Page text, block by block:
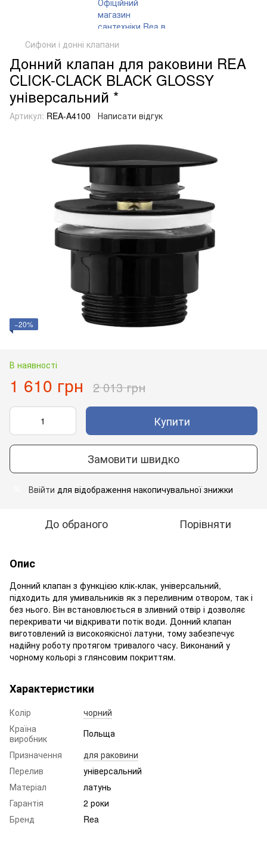
Сифони і донні клапани
Донний клапан для раковини REA
CLICK-CLACK BLACK GLOSSY
універсальний *
Артикул: REA-A4100 Написати відгук
−20%
В наявності
1 610 грн 2 013 грн
Купити
Замовити швидко
Ввійти для відображення накопичувальної знижки
До обраного Порівняти
Опис
Донний клапан з функцією клік-клак, універсальний,
підходить для умивальників як з переливним отвором, так і
без нього. Він встановлюється в зливний отвір і дозволяє
перекривати чи відкривати потік води. Донний клапан
виготовлений із високоякісної латуни, тому забезпечує
надійну роботу протягом тривалого часу. Виконаний у
чорному кольорі з глянсовим покриттям.
Характеристики
Колір
чорний
Країна
виробник
Польща
Призначення
для раковини
Перелив
універсальний
Матеріал
латунь
Гарантія
2 роки
Бренд
Rea